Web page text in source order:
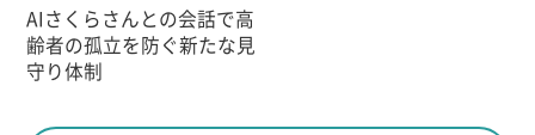
AIさくらさんとの会話で高
齢者の孤立を防ぐ新たな見
守り体制